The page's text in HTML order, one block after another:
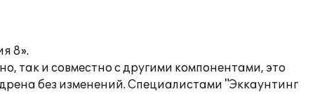
8».
так и совместно с другими компонентами, это
без изменений. Специалистами "Эккаунтинг